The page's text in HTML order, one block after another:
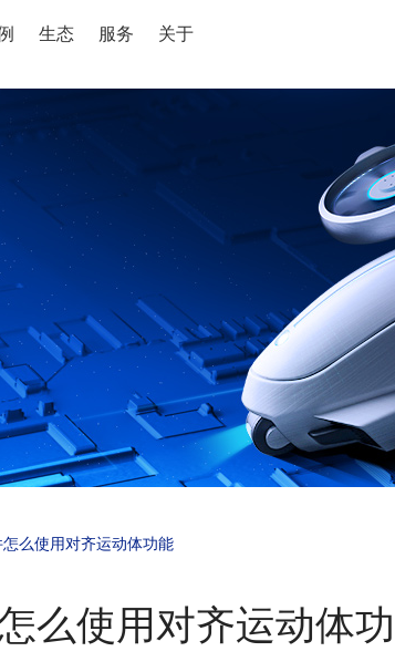
生态 服务 关于
么使用对齐运动体功能
么使用对齐运动体